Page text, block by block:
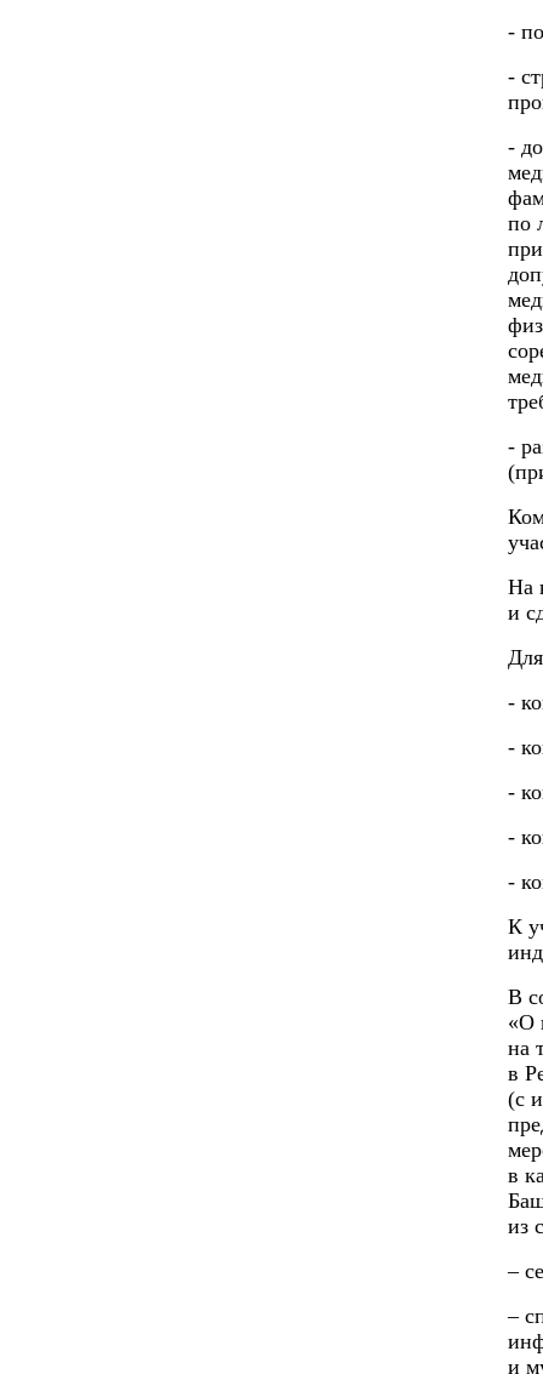
-
-
-
по
-
На
и
-
-
-
-
-
К
В
«О
на
в
(с
в
из
–
–
и